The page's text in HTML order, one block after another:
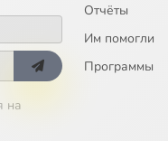
на
Отчёты
Им помогли
Программы